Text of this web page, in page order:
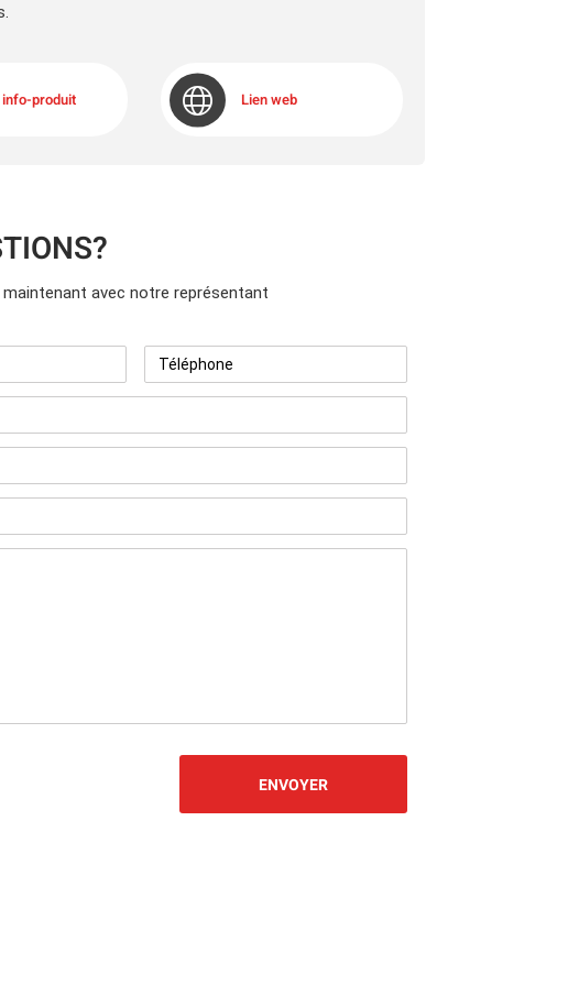
info-produit Lien web
avec notre représentant
Téléphone